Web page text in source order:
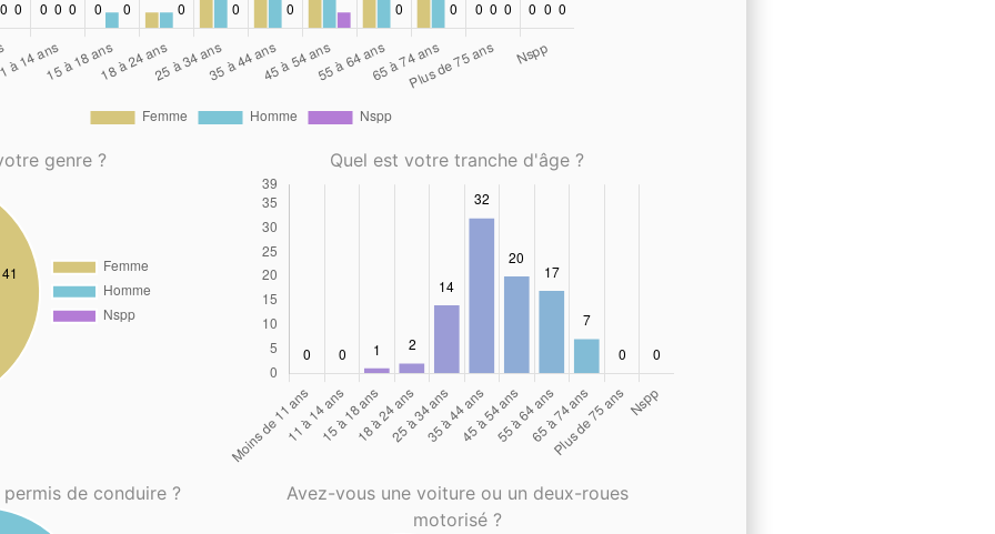
genre ? Quel est votre tranche d'âge ?
de conduire ?
Avez-vous une voiture ou un deux-roues
motorisé ?